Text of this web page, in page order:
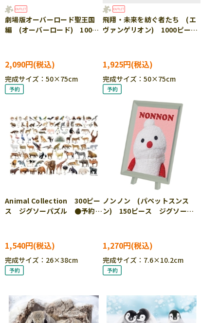
劇場版オーバーロード聖王国
編 (オーバーロード) 1000
2,090円
完成サイズ：50×75cm
飛翔・未来を紡ぐ者たち (エ
ヴァンゲリオン) 1000ピー
1,925円
完成サイズ：50×75cm
Animal Collection 300ピー
ス ジグソーパズル ●予約
1,540円
完成サイズ：26×38cm
ノンノン (パペットスンス
ン) 150ピース ジグソーパ
1,270円
完成サイズ：7.6×10.2cm